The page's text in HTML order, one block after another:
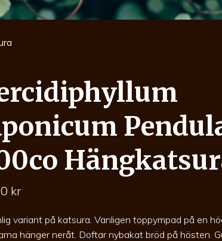
kr
variant på katsura. Vanligen toppympad på en
hänger neråt. Doftar nybakat bröd på hösten.